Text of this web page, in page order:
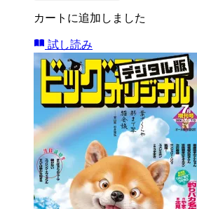
カートに追加しました
試し読み